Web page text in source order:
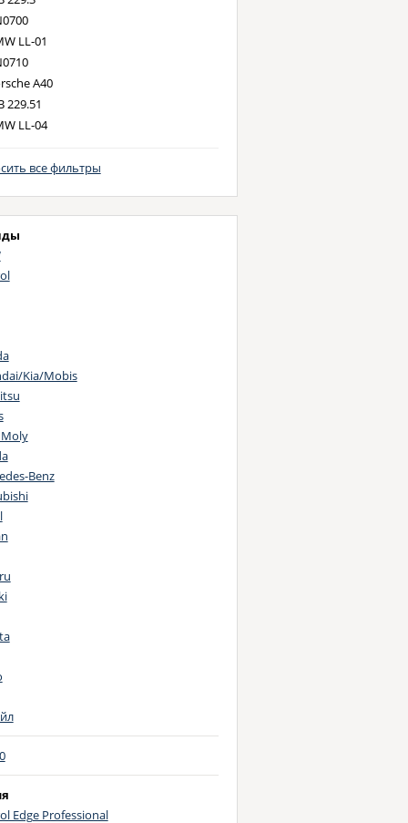
LL-01
A40
229.51
LL-04
229.31
501.01
LL-B-025
Dexos 2
507.00
WSS-M2C 913-C
LL-98
LL-A-025
C30
B71 2296
WSS-M2C 913-B
WSS-M2C 917-A
WSS-M2C 913-D
500.00
226.5
506.01
WSS M2C 913-A
WSS-M2C917-A
506.00
9.55535-S2
B71 2294
B71 2290
9.55535-M2
503.00
503.01
WSS-M2C 946-A
B71 2300
229.52
WSS-M2C 937-A
все фильтры
Kia/Mobis
Benz
Edge Professional